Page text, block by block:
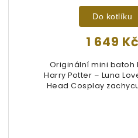
1 649 Kč
Do kotlíku
Originální mini batoh
Harry Potter – Luna
Head Cosplay